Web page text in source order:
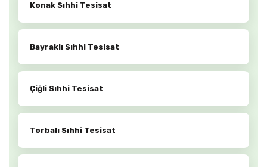
Konak Sıhhi Tesisat
Bayraklı Sıhhi Tesisat
Çiğli Sıhhi Tesisat
Torbalı Sıhhi Tesisat